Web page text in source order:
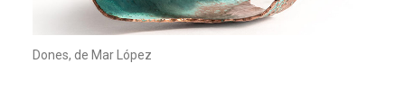
Dones, de Mar López